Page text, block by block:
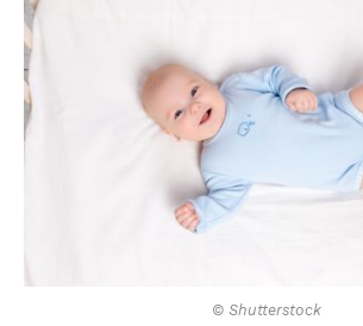
© Shutterstock